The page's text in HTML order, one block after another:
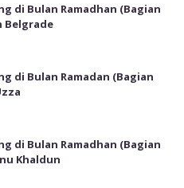
di Bulan Ramadhan (Bagian
Belgrade
di Bulan Ramadan (Bagian
di Bulan Ramadhan (Bagian
Khaldun